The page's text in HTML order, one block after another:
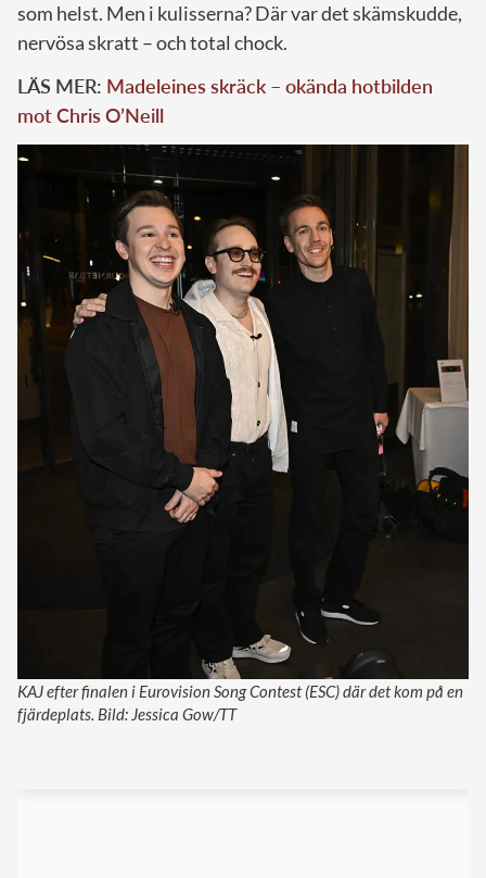
som helst. Men i kulisserna? Där var det skämskudde,
nervösa skratt – och total chock.
LÄS MER: Madeleines skräck – okända hotbilden
mot Chris O’Neill
KAJ efter finalen i Eurovision Song Contest (ESC) där det kom på en
fjärdeplats. Bild: Jessica Gow/TT